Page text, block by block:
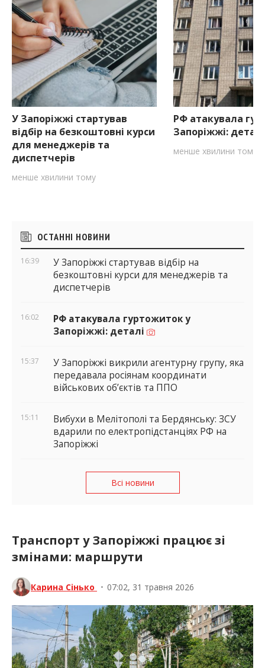
У Запоріжжі стартував
відбір на безкоштовні курси
для менеджерів та
диспетчерів
менше хвилини тому
РФ атакувала
Запоріжжі:
менше хвилини тому
Бічні
віджети
ОСТАННІ НОВИНИ
16:39
У Запоріжжі стартував відбір на
безкоштовні курси для менеджерів та
диспетчерів
16:02
РФ атакувала гуртожиток у
Запоріжжі: деталі
15:37
У Запоріжжі викрили агентурну групу, яка
передавала росіянам координати
військових об’єктів та ППО
15:11
Вибухи в Мелітополі та Бердянську: ЗСУ
вдарили по електропідстанціях РФ на
Запоріжжі
Всі новини
Транспорт у Запоріжжі працює зі
змінами: маршрути
Карина Сінько • 07:02, 31 травня 2026